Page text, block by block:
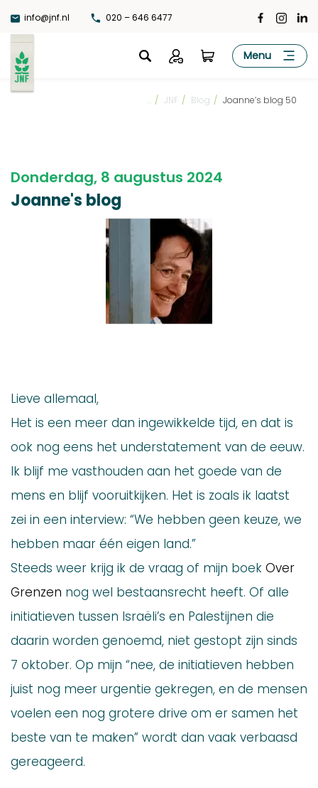
naar
de
inhoud
info@jnf.nl 020 – 646 6477
JNF Menu
/ JNF / Blog / Joanne’s blog 50
Donderdag, 8 augustus 2024
Joanne's blog
Lieve allemaal,
Het is een meer dan ingewikkelde tijd, en dat is
ook nog eens het understatement van de eeuw.
Ik blijf me vasthouden aan het goede van de
mens en blijf vooruitkijken. Het is zoals ik laatst
zei in een interview: “We hebben geen keuze, we
hebben maar één eigen land.”
Steeds weer krijg ik de vraag of mijn boek Over
Grenzen nog wel bestaansrecht heeft. Of alle
initiatieven tussen Israëli’s en Palestijnen die
daarin worden genoemd, niet gestopt zijn sinds
7 oktober. Op mijn “nee, de initiatieven hebben
juist nog meer urgentie gekregen, en de mensen
voelen een nog grotere drive om er samen het
beste van te maken” wordt dan vaak verbaasd
gereageerd.